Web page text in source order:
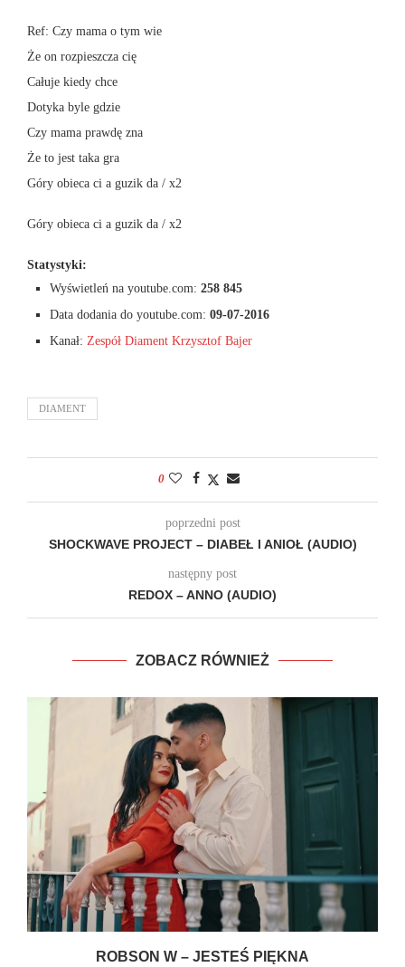
Ref: Czy mama o tym wie
Że on rozpieszcza cię
Całuje kiedy chce
Dotyka byle gdzie
Czy mama prawdę zna
Że to jest taka gra
Góry obieca ci a guzik da / x2
Góry obieca ci a guzik da / x2
Statystyki:
Wyświetleń na youtube.com: 258 845
Data dodania do youtube.com: 09-07-2016
Kanał: Zespół Diament Krzysztof Bajer
DIAMENT
0
poprzedni post
SHOCKWAVE PROJECT – DIABEŁ I ANIOŁ (AUDIO)
następny post
REDOX – ANNO (AUDIO)
ZOBACZ RÓWNIEŻ
ROBSON W – JESTEŚ PIĘKNA